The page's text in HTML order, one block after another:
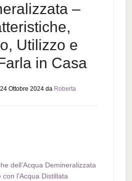
–
Utilizzo e
in Casa
24 Ottobre 2024da Roberta
dell’Acqua Demineralizzata
l’Acqua Distillata